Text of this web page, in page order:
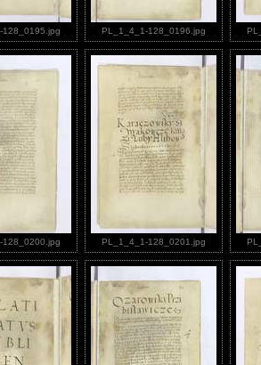
128_0195.jpg PL_1_4_1-128_0196.jpg
128_0200.jpg PL_1_4_1-128_0201.jpg